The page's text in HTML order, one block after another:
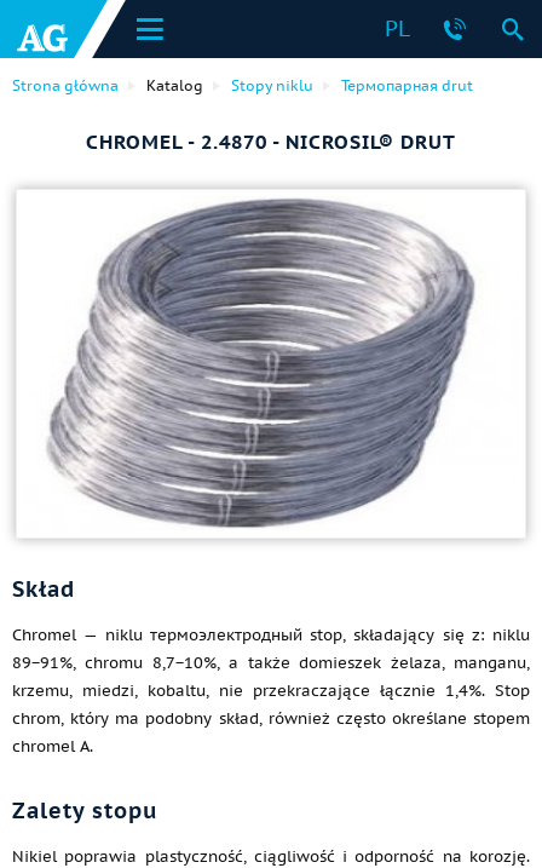
PL
Strona główna Katalog Stopy niklu Термопарная drut
CHROMEL - 2.4870 - NICROSIL® DRUT
Skład
Chromel — niklu термоэлектродный stop, składający się z: niklu
89−91%, chromu 8,7−10%, a także domieszek żelaza, manganu,
krzemu, miedzi, kobaltu, nie przekraczające łącznie 1,4%. Stop
chrom, który ma podobny skład, również często określane stopem
chromel A.
Zalety stopu
Nikiel poprawia plastyczność, ciągliwość i odporność na korozję.